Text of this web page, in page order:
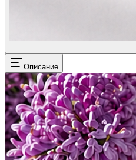
Описание